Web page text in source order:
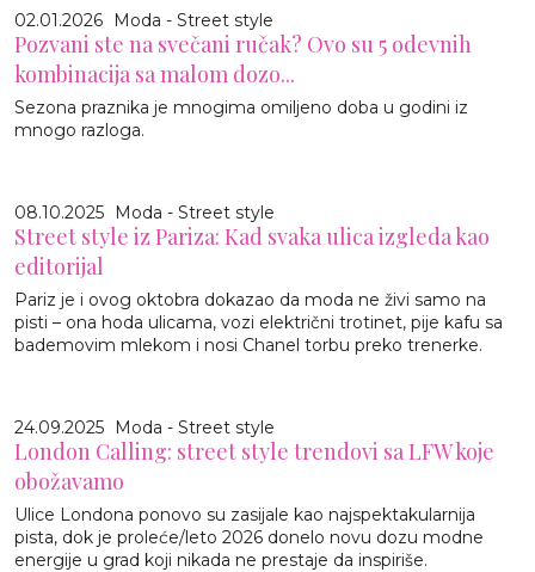
02.01.2026 Moda - Street style
Pozvani ste na svečani ručak? Ovo su 5 odevnih
kombinacija sa malom dozo...
Sezona praznika je mnogima omiljeno doba u godini iz
mnogo razloga.
08.10.2025 Moda - Street style
Street style iz Pariza: Kad svaka ulica izgleda kao
editorijal
Pariz je i ovog oktobra dokazao da moda ne živi samo na
pisti – ona hoda ulicama, vozi električni trotinet, pije kafu sa
bademovim mlekom i nosi Chanel torbu preko trenerke.
24.09.2025 Moda - Street style
London Calling: street style trendovi sa LFW koje
obožavamo
Ulice Londona ponovo su zasijale kao najspektakularnija
pista, dok je proleće/leto 2026 donelo novu dozu modne
energije u grad koji nikada ne prestaje da inspiriše.